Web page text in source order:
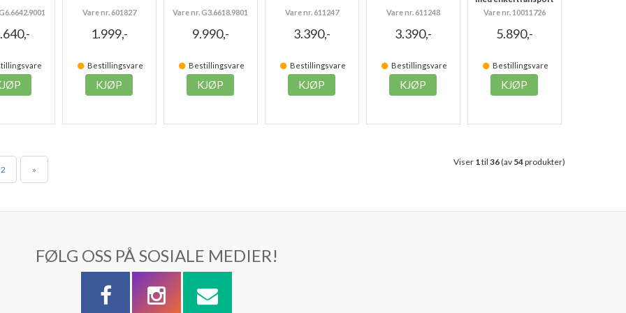
Vare nr. 601827
1.999,-
Bestillingsvare
KJØP
Vare nr. G3.6618.9801
9.990,-
Bestillingsvare
KJØP
Vare nr. 611247
3.390,-
Bestillingsvare
KJØP
Vare nr. 611248
3.390,-
Bestillingsvare
KJØP
Vare nr. 10011726
5.890,-
Bestillingsvare
KJØP
2 »
Viser 1til 36(av 54produkter)
FØLG OSS PÅ SOSIALE MEDIER!